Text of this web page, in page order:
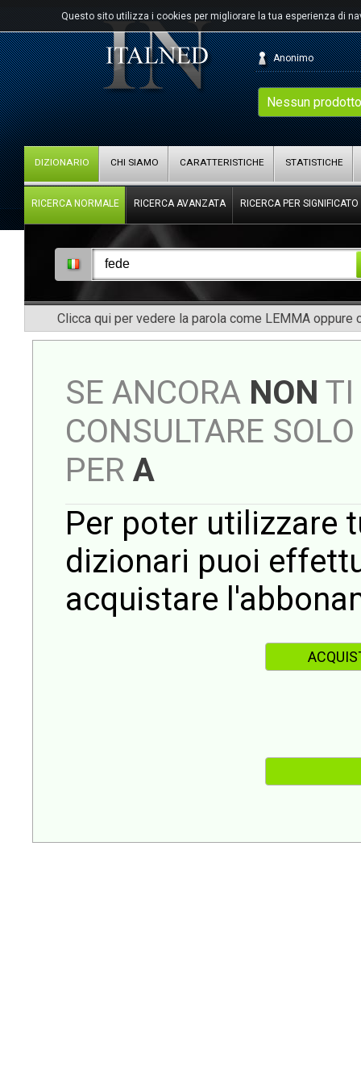
Questo sito utilizza i cookies per migliorare la tua esperienza di
Nessun
Anonimo
DIZIONARIO CHI SIAMO CARATTERISTICHE STATISTICHE
RICERCA NORMALE RICERCA AVANZATA RICERCA PER SIGNIFICATO
Clicca qui per vedere la parola come LEMMA oppure
SE ANCORA NON TI
CONSULTARE
PER A
Per poter utilizzare
dizionari puoi
acquistare